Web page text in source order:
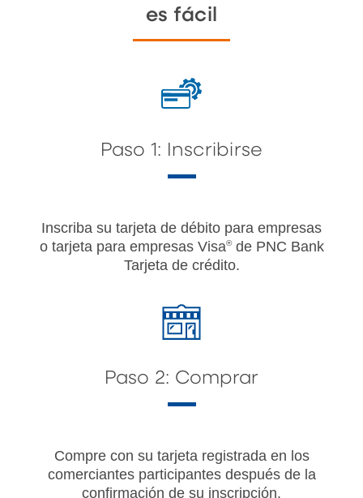
es fácil
Paso 1: Inscribirse
Inscriba su tarjeta de débito para empresas
o tarjeta para empresas Visa®de PNC Bank
Tarjeta de crédito.
Paso 2: Comprar
Compre con su tarjeta registrada en los
comerciantes participantes después de la
confirmación de su inscripción.